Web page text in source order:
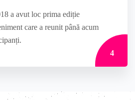
a avut loc prima ediție
care a reunit până acum
4